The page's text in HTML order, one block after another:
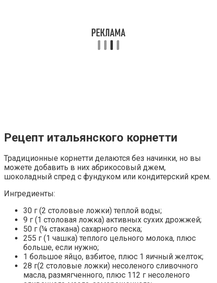
Рецепт итальянского корнетти
Традиционные корнетти делаются без начинки, но вы
можете добавить в них абрикосовый джем,
шоколадный спред с фундуком или кондитерский крем.
Ингредиенты:
30 г (2 столовые ложки) теплой воды;
9 г (1 столовая ложка) активных сухих дрожжей;
50 г (¼ стакана) сахарного песка;
255 г (1 чашка) теплого цельного молока, плюс
больше, если нужно;
1 большое яйцо, взбитое, плюс 1 яичный желток;
28 г(2 столовые ложки) несоленого сливочного
масла, размягченного, плюс 112 г несоленого